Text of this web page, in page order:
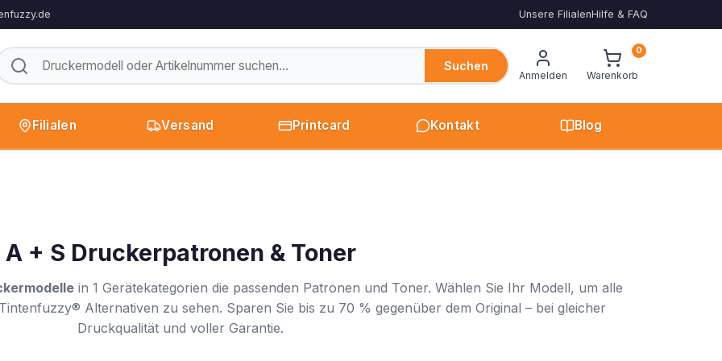
Unsere FilialenHilfe & FAQ
Suchen
Anmelden Warenkorb
0
Filialen Versand Printcard Kontakt Blog
A + S Druckerpatronen & Toner
in 1 Gerätekategorien die passenden Patronen und Toner. Wählen Sie Ihr Modell, um alle
Alternativen zu sehen. Sparen Sie bis zu 70 % gegenüber dem Original – bei gleicher
Druckqualität und voller Garantie.